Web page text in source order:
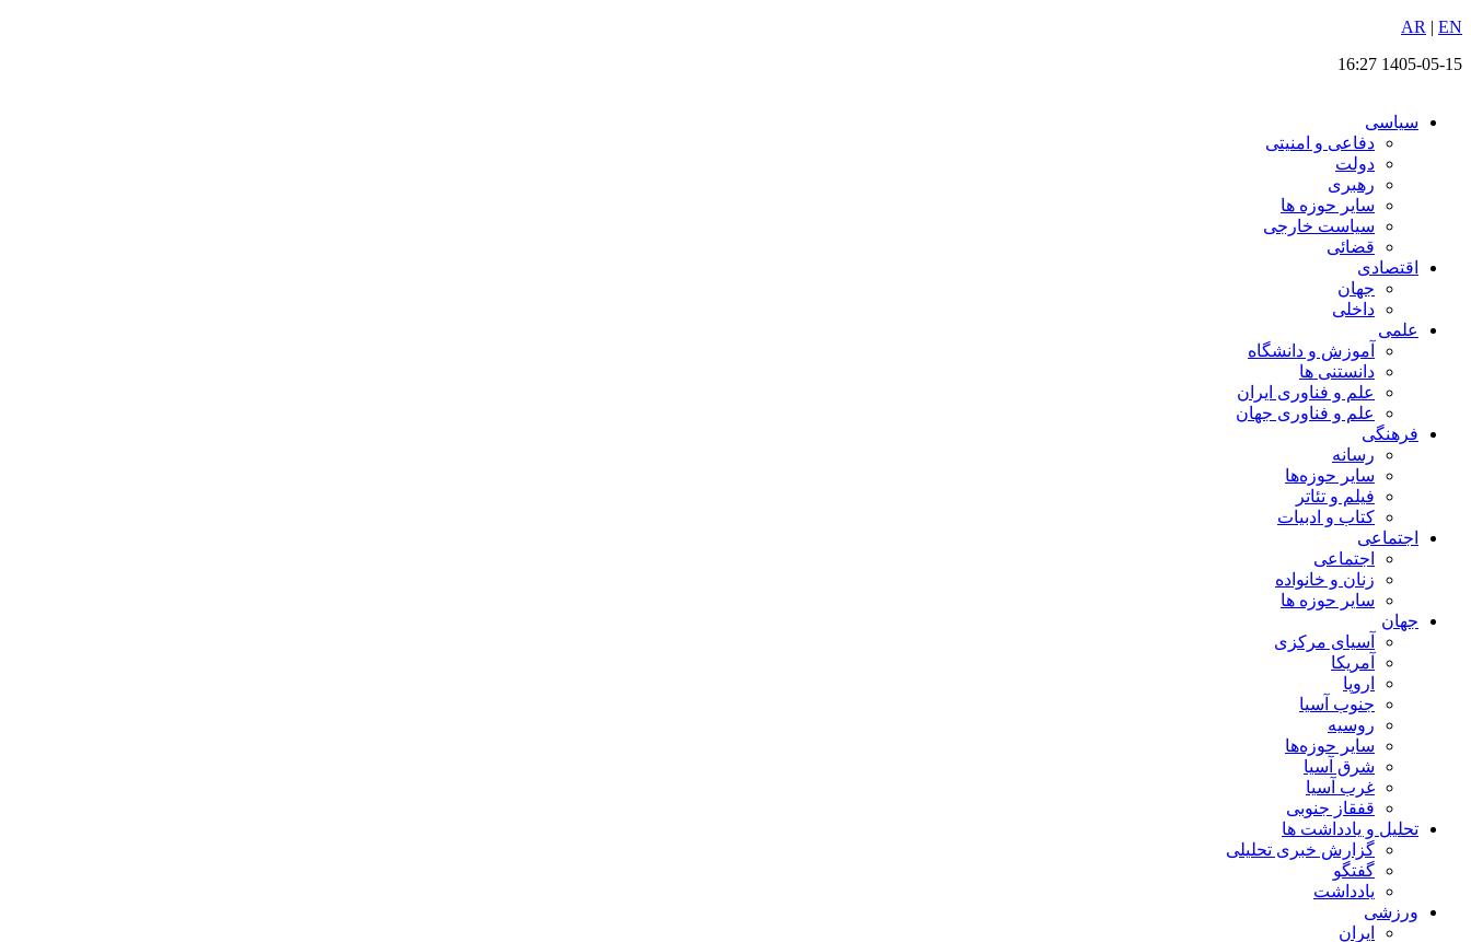
پرش
محتوا
AR | EN
1405-05-15 16:27
سیاسی
دفاعی و امنیتی
دولت
رهبری
سایر حوزه ها
سیاست خارجی
قضائی
اقتصادی
جهان
داخلی
علمی
آموزش و دانشگاه
دانستنی ها
علم و فناوری ایران
علم و فناوری جهان
فرهنگی
رسانه
سایر حوزه‌ها
فیلم و تئاتر
کتاب و ادبیات
اجتماعی
اجتماعی
زنان و خانواده
سایر حوزه ها
جهان
آسیای مرکزی
آمریکا
اروپا
جنوب آسیا
روسیه
سایر حوزه‌ها
شرق آسیا
غرب آسیا
قفقاز جنوبی
تحلیل و یادداشت ها
گزارش خبری تحلیلی
گفتگو
یادداشت
ورزشی
ایران